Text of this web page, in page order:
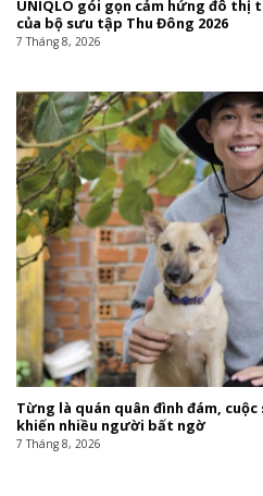
UNIQLO gói gọn cảm hứng đô
của bộ sưu tập Thu Đông 2026
7 Tháng 8, 2026
Từng là quán quân đình đám,
khiến nhiều người bất ngờ
7 Tháng 8, 2026